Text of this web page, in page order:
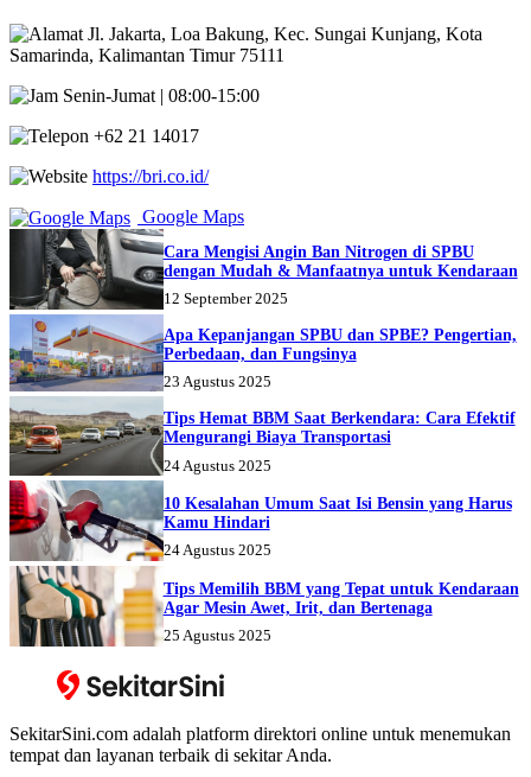
Jl. Jakarta, Loa Bakung, Kec. Sungai Kunjang, Kota
Samarinda, Kalimantan Timur 75111
Senin-Jumat | 08:00-15:00
+62 21 14017
https://bri.co.id/
Google Maps
Cara Mengisi Angin Ban Nitrogen di SPBU
dengan Mudah & Manfaatnya untuk Kendaraan
12 September 2025
Apa Kepanjangan SPBU dan SPBE? Pengertian,
Perbedaan, dan Fungsinya
23 Agustus 2025
Tips Hemat BBM Saat Berkendara: Cara Efektif
Mengurangi Biaya Transportasi
24 Agustus 2025
10 Kesalahan Umum Saat Isi Bensin yang Harus
Kamu Hindari
24 Agustus 2025
Tips Memilih BBM yang Tepat untuk Kendaraan
Agar Mesin Awet, Irit, dan Bertenaga
25 Agustus 2025
SekitarSini.com adalah platform direktori online untuk menemukan
tempat dan layanan terbaik di sekitar Anda.